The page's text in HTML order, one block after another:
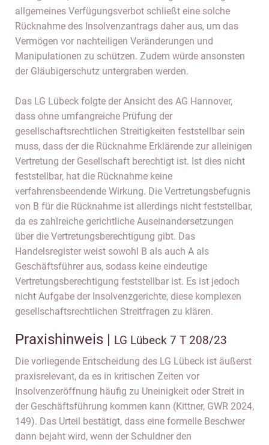
allgemeines Verfügungsverbot schließt eine solche
Rücknahme des Insolvenzantrags daher aus, um das
Vermögen vor nachteiligen Veränderungen und
Manipulationen zu schützen. Zudem würde ansonsten
der Gläubigerschutz untergraben werden.
Das LG Lübeck folgte der Ansicht des AG Hannover,
dass ohne umfangreiche Prüfung der
gesellschaftsrechtlichen Streitigkeiten feststellbar sein
muss, dass der die Rücknahme Erklärende zur alleinigen
Vertretung der Gesellschaft berechtigt ist. Ist dies nicht
feststellbar, hat die Rücknahme keine
verfahrensbeendende Wirkung. Die Vertretungsbefugnis
von B für die Rücknahme ist allerdings nicht feststellbar,
da es zahlreiche gerichtliche Auseinandersetzungen
über die Vertretungsberechtigung gibt. Das
Handelsregister weist sowohl B als auch A als
Geschäftsführer aus, sodass keine eindeutige
Vertretungsberechtigung feststellbar ist. Es ist jedoch
nicht Aufgabe der Insolvenzgerichte, diese komplexen
gesellschaftsrechtlichen Streitfragen zu klären.
Praxishinweis | LG Lübeck 7 T 208/23
Die vorliegende Entscheidung des LG Lübeck ist äußerst
praxisrelevant, da es in kritischen Zeiten vor
Insolvenzeröffnung häufig zu Uneinigkeit oder Streit in
der Geschäftsführung kommen kann (Kittner, GWR 2024,
149). Das Urteil bestätigt, dass eine formelle Beschwer
dann bejaht wird, wenn der Schuldner den